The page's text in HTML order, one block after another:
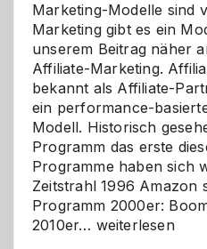
Marketing-Modelle sind
Marketing gibt es ein
unserem Beitrag näher
Affiliate-Marketing.
bekannt als Affiliate-
ein performance-
Modell. Historisch
Programm das erste
Programme haben sich
Zeitstrahl 1996 Amazon
Programm 2000er:
2010er… Affiliate-
weiterlesen